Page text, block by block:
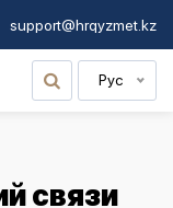
support@hrqyzmet.kz
Рус
связи